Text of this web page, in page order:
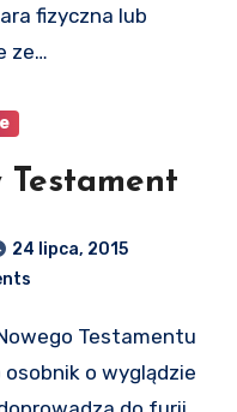
fizyczna lub
ze…
Testament
24 lipca, 2015
o wyglądzie